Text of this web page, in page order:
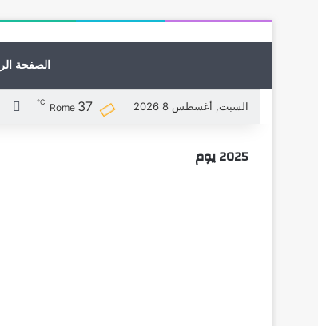
الصفحة
السبت, أغسطس 8 2026 Rome 37
℃
2025 يوم